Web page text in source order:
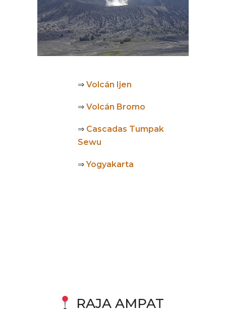
⇒ Volcán Ijen
⇒ Volcán Bromo
⇒ Cascadas Tumpak
Sewu
⇒Yogyakarta
RAJA AMPAT